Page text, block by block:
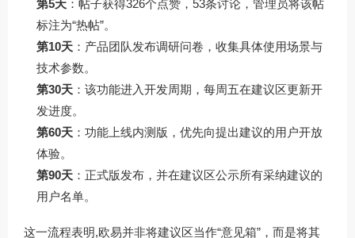
第5天 ：帖子获得326个点赞，53条讨论，管理员将该帖
标注为“热帖”。
第10天 ：产品团队发布调研问卷，收集具体使用场景与
技术参数。
第30天 ：该功能进入开发周期，每周五在建议区更新开
发进度。
第60天 ：功能上线内测版，优先向提出建议的用户开放
体验。
第90天 ：正式版发布，并在建议区公示所有采纳建议的
用户名单。
这一流程表明,欧易并非将建议区当作“意见箱”，而是将其